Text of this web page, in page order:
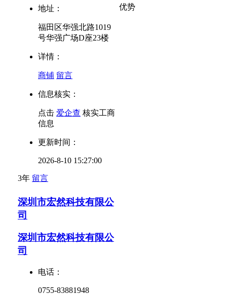
地址：
福田区华强北路1019
号华强广场D座23楼
详情：
商铺 留言
信息核实：
点击 爱企查 核实工商
信息
更新时间：
2026-8-10 15:27:00
3年 留言
优势
深圳市宏然科技有限公
司
深圳市宏然科技有限公
司
电话：
0755-83881948